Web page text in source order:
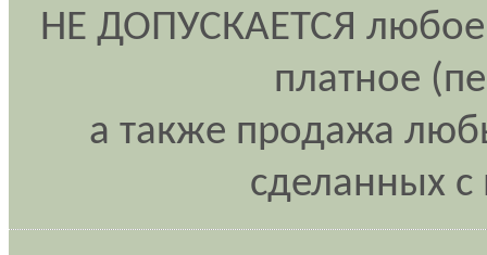
НЕ ДОПУСКАЕТСЯ любое
платное
а также продажа
сделанных